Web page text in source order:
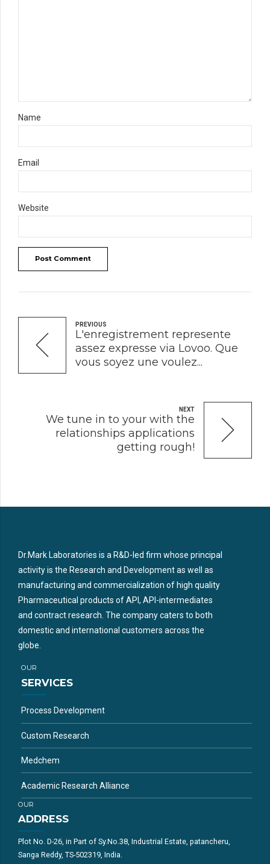
Name
Email
Website
Post Comment
PREVIOUS
L'enregistrement represente
assez expresse via Lovoo. Que
vous soyez une voulez...
NEXT
We tune in to your with the
relationships applications
getting rough!
Dr.Mark Laboratories is a R&D-led firm whose principal
activity is the Research and Development as well as
manufacturing and commercialization of high quality
Pharmaceutical products of API, API-intermediates
and contract research. The company caters to both
domestic and international customers across the
globe.
OUR
SERVICES
Process Development
Custom Research
Medchem
Academic Research Alliance
OUR
ADDRESS
Plot No. D-26, in Part of Sy.No.38, Industrial Estate, patancheru,
Sanga Reddy, TS-502319, India.